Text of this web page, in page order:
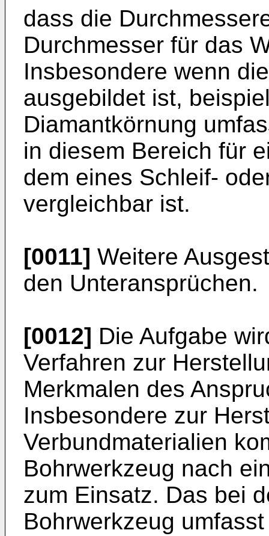
dass die
Durchmesser für das
Insbesondere wenn
ausgebildet ist,
Diamantkörnung
in diesem Bereich für
dem eines Schleif-
vergleichbar ist.
[0011] Weitere
den Unteransprüchen.
[0012] Die Aufgabe
Verfahren zur
Merkmalen des
Insbesondere zur
Verbundmaterialien
Bohrwerkzeug nach
zum Einsatz. Das bei
Bohrwerkzeug